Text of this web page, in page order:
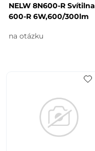
NELW 8N600-R Svítilna
600-R 6W,600/300lm
na otázku